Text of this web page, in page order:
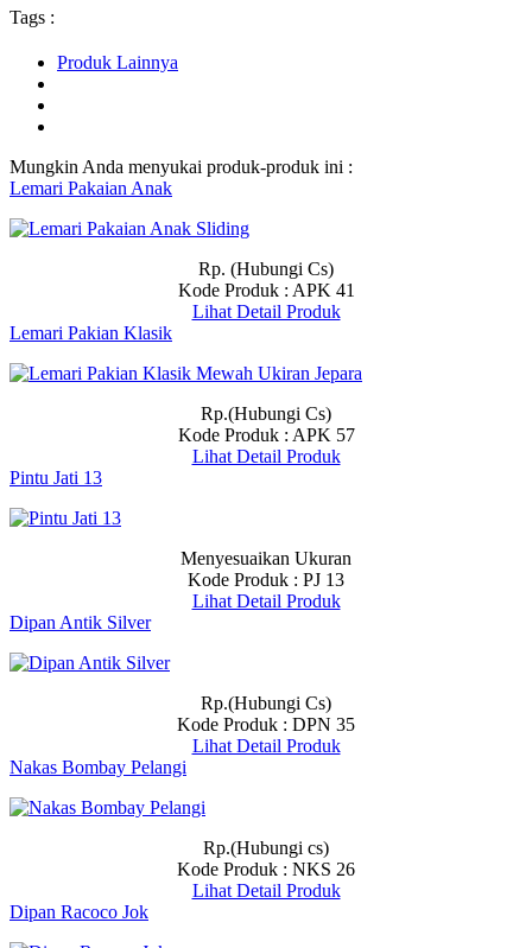
Tags :
Produk Lainnya
Mungkin Anda menyukai produk-produk ini :
Lemari Pakaian Anak
Rp. (Hubungi Cs)
Kode Produk : APK 41
Lihat Detail Produk
Lemari Pakian Klasik
Rp.(Hubungi Cs)
Kode Produk : APK 57
Lihat Detail Produk
Pintu Jati 13
Menyesuaikan Ukuran
Kode Produk : PJ 13
Lihat Detail Produk
Dipan Antik Silver
Rp.(Hubungi Cs)
Kode Produk : DPN 35
Lihat Detail Produk
Nakas Bombay Pelangi
Rp.(Hubungi cs)
Kode Produk : NKS 26
Lihat Detail Produk
Dipan Racoco Jok